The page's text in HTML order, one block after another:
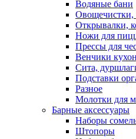
Водяные бани
Овощечистки,
Открывалки,
Ножи для
Прессы для
Венчики
Сита,
Подставки
Разное
Молотки для
Барные аксессуары
Наборы
Штопоры